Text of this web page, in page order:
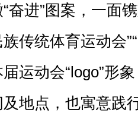
奋进”图案，一面
传统体育运动会
运动会“logo”形
地点，也寓意践